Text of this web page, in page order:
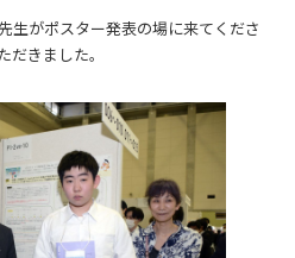
生がポスター発表の場に来てくださ
きました。